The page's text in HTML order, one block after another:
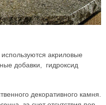
акриловые
добавки, гидроксид
декоративного камня.